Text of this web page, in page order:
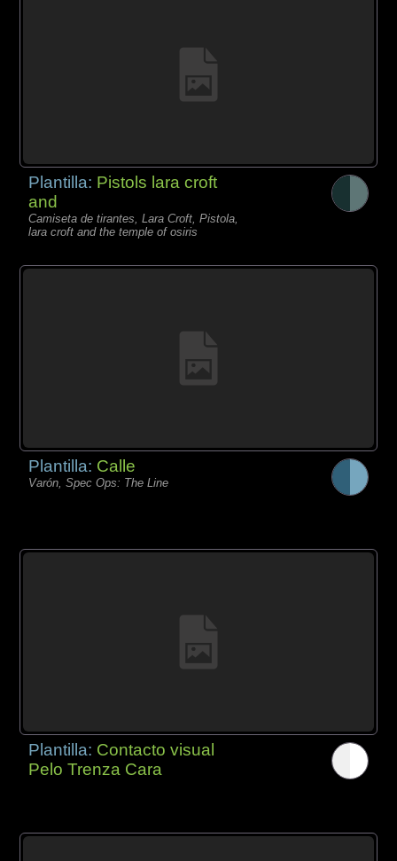
Plantilla: Pistols lara croft
and
Camiseta de tirantes, Lara Croft, Pistola,
lara croft and the temple of osiris
Plantilla: Calle
Varón, Spec Ops: The Line
Plantilla: Contacto visual
Pelo Trenza Cara